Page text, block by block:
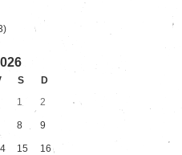
S
D
1
2
8 9
15 16